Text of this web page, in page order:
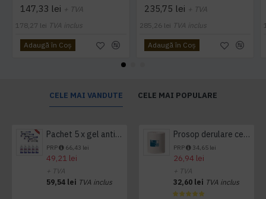
147,33 lei + TVA
178,27 lei TVA inclus
Adaugă în Coş
235,75 lei + TVA
285,26 lei TVA inclus
Adaugă în Coş
CELE MAI VANDUTE CELE MAI POPULARE
Pachet 5 x gel antibacterian 50ml si 3 x Servetele antibacteriene 48 buc Hygienium
PRP 66,43 lei
49,21 lei
+ TVA
59,54 lei TVA inclus
Prosop derulare centrala 1 pliu, 300 m Tork
PRP 34,65 lei
26,94 lei
+ TVA
32,60 lei TVA inclus